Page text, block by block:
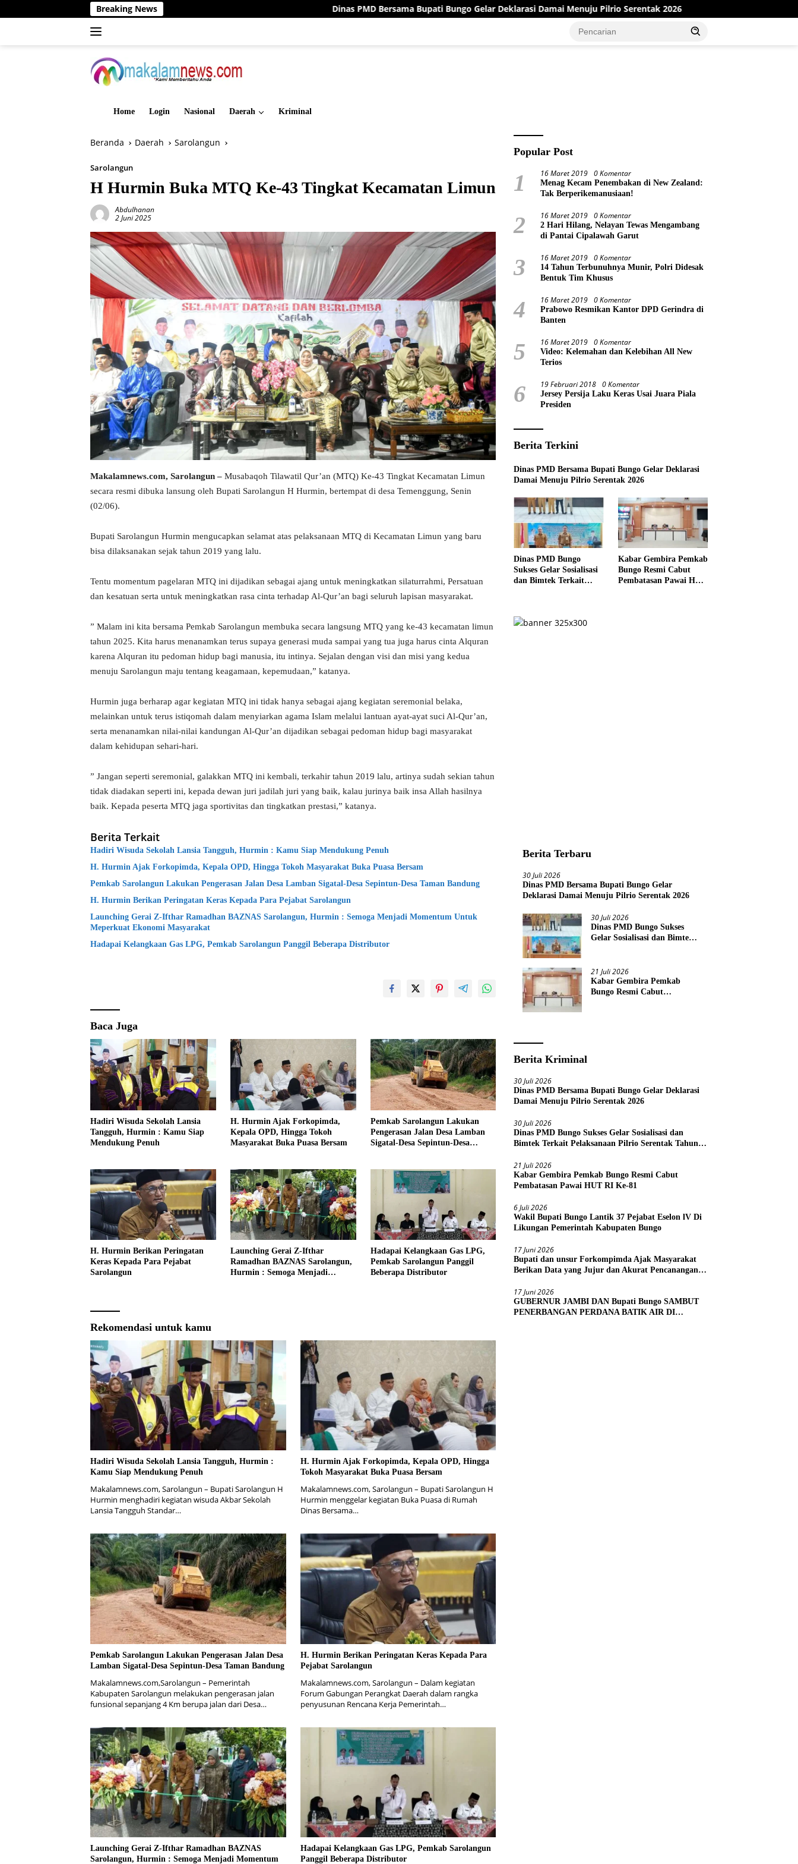
ke
Breaking News Dinas PMD Bersama Bupati Bungo Gelar Deklarasi Damai Menuju Pilrio Serentak 2026 Dinas PMD Bungo Sukses Gelar
Home Login Nasional Daerah Kriminal
Beranda Daerah Sarolangun
Sarolangun
H Hurmin Buka MTQ Ke-43 Tingkat Kecamatan Limun
Abdulhanan
2 Juni 2025
Makalamnews.com, Sarolangun – Musabaqoh Tilawatil Qur’an (MTQ) Ke-43 Tingkat Kecamatan Limun
secara resmi dibuka lansung oleh Bupati Sarolangun H Hurmin, bertempat di desa Temenggung, Senin
(02/06).
Bupati Sarolangun Hurmin mengucapkan selamat atas pelaksanaan MTQ di Kecamatan Limun yang baru
bisa dilaksanakan sejak tahun 2019 yang lalu.
Tentu momentum pagelaran MTQ ini dijadikan sebagai ajang untuk meningkatkan silaturrahmi, Persatuan
dan kesatuan serta untuk meningkatkan rasa cinta terhadap Al-Qur’an bagi seluruh lapisan masyarakat.
” Malam ini kita bersama Pemkab Sarolangun membuka secara langsung MTQ yang ke-43 kecamatan limun
tahun 2025. Kita harus menanamkan terus supaya generasi muda sampai yang tua juga harus cinta Alquran
karena Alquran itu pedoman hidup bagi manusia, itu intinya. Sejalan dengan visi dan misi yang kedua
menuju Sarolangun maju tentang keagamaan, kepemudaan,” katanya.
Hurmin juga berharap agar kegiatan MTQ ini tidak hanya sebagai ajang kegiatan seremonial belaka,
melainkan untuk terus istiqomah dalam menyiarkan agama Islam melalui lantuan ayat-ayat suci Al-Qur’an,
serta menanamkan nilai-nilai kandungan Al-Qur’an dijadikan sebagai pedoman hidup bagi masyarakat
dalam kehidupan sehari-hari.
” Jangan seperti seremonial, galakkan MTQ ini kembali, terkahir tahun 2019 lalu, artinya sudah sekian tahun
tidak diadakan seperti ini, kepada dewan juri jadilah juri yang baik, kalau jurinya baik insa Allah hasilnya
baik. Kepada peserta MTQ jaga sportivitas dan tingkatkan prestasi,” katanya.
Berita Terkait
Hadiri Wisuda Sekolah Lansia Tangguh, Hurmin : Kamu Siap Mendukung Penuh
H. Hurmin Ajak Forkopimda, Kepala OPD, Hingga Tokoh Masyarakat Buka Puasa Bersam
Pemkab Sarolangun Lakukan Pengerasan Jalan Desa Lamban Sigatal-Desa Sepintun-Desa Taman Bandung
H. Hurmin Berikan Peringatan Keras Kepada Para Pejabat Sarolangun
Launching Gerai Z-Ifthar Ramadhan BAZNAS Sarolangun, Hurmin : Semoga Menjadi Momentum Untuk
Meperkuat Ekonomi Masyarakat
Hadapai Kelangkaan Gas LPG, Pemkab Sarolangun Panggil Beberapa Distributor
Baca Juga
Hadiri Wisuda Sekolah Lansia
Tangguh, Hurmin : Kamu Siap
Mendukung Penuh
H. Hurmin Ajak Forkopimda,
Kepala OPD, Hingga Tokoh
Masyarakat Buka Puasa Bersam
Pemkab Sarolangun Lakukan
Pengerasan Jalan Desa Lamban
Sigatal-Desa Sepintun-Desa
H. Hurmin Berikan Peringatan
Keras Kepada Para Pejabat
Sarolangun
Launching Gerai Z-Ifthar
Ramadhan BAZNAS Sarolangun,
Hurmin : Semoga Menjadi
Hadapai Kelangkaan Gas LPG,
Pemkab Sarolangun Panggil
Beberapa Distributor
Rekomendasi untuk kamu
Hadiri Wisuda Sekolah Lansia Tangguh, Hurmin :
Kamu Siap Mendukung Penuh
Makalamnews.com, Sarolangun – Bupati Sarolangun H
Hurmin menghadiri kegiatan wisuda Akbar Sekolah
Lansia Tangguh Standar…
H. Hurmin Ajak Forkopimda, Kepala OPD, Hingga
Tokoh Masyarakat Buka Puasa Bersam
Makalamnews.com, Sarolangun – Bupati Sarolangun H
Hurmin menggelar kegiatan Buka Puasa di Rumah
Dinas Bersama…
Pemkab Sarolangun Lakukan Pengerasan Jalan Desa
Lamban Sigatal-Desa Sepintun-Desa Taman Bandung
Makalamnews.com,Sarolangun – Pemerintah
Kabupaten Sarolangun melakukan pengerasan jalan
funsional sepanjang 4 Km berupa jalan dari Desa…
H. Hurmin Berikan Peringatan Keras Kepada Para
Pejabat Sarolangun
Makalamnews.com, Sarolangun – Dalam kegiatan
Forum Gabungan Perangkat Daerah dalam rangka
penyusunan Rencana Kerja Pemerintah…
Launching Gerai Z-Ifthar Ramadhan BAZNAS
Sarolangun, Hurmin : Semoga Menjadi Momentum
Hadapai Kelangkaan Gas LPG, Pemkab Sarolangun
Panggil Beberapa Distributor
Popular Post
1 16 Maret 2019 0 Komentar
Menag Kecam Penembakan di New Zealand:
Tak Berperikemanusiaan!
2 16 Maret 2019 0 Komentar
2 Hari Hilang, Nelayan Tewas Mengambang
di Pantai Cipalawah Garut
3 16 Maret 2019 0 Komentar
14 Tahun Terbunuhnya Munir, Polri Didesak
Bentuk Tim Khusus
4 16 Maret 2019 0 Komentar
Prabowo Resmikan Kantor DPD Gerindra di
Banten
5 16 Maret 2019 0 Komentar
Video: Kelemahan dan Kelebihan All New
Terios
6 19 Februari 2018 0 Komentar
Jersey Persija Laku Keras Usai Juara Piala
Presiden
Berita Terkini
Dinas PMD Bersama Bupati Bungo Gelar Deklarasi
Damai Menuju Pilrio Serentak 2026
Dinas PMD Bungo
Sukses Gelar Sosialisasi
dan Bimtek Terkait
Kabar Gembira Pemkab
Bungo Resmi Cabut
Pembatasan Pawai HUT
Berita Terbaru
30 Juli 2026
Dinas PMD Bersama Bupati Bungo Gelar
Deklarasi Damai Menuju Pilrio Serentak 2026
30 Juli 2026
Dinas PMD Bungo Sukses
Gelar Sosialisasi dan Bimtek
21 Juli 2026
Kabar Gembira Pemkab
Bungo Resmi Cabut
Berita Kriminal
30 Juli 2026
Dinas PMD Bersama Bupati Bungo Gelar Deklarasi
Damai Menuju Pilrio Serentak 2026
30 Juli 2026
Dinas PMD Bungo Sukses Gelar Sosialisasi dan
Bimtek Terkait Pelaksanaan Pilrio Serentak Tahun
21 Juli 2026
Kabar Gembira Pemkab Bungo Resmi Cabut
Pembatasan Pawai HUT RI Ke-81
6 Juli 2026
Wakil Bupati Bungo Lantik 37 Pejabat Eselon lV Di
Likungan Pemerintah Kabupaten Bungo
17 Juni 2026
Bupati dan unsur Forkompimda Ajak Masyarakat
Berikan Data yang Jujur dan Akurat Pencanangan
17 Juni 2026
GUBERNUR JAMBI DAN Bupati Bungo SAMBUT
PENERBANGAN PERDANA BATIK AIR DI